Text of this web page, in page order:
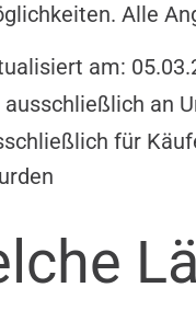
Alle
am:
an
für